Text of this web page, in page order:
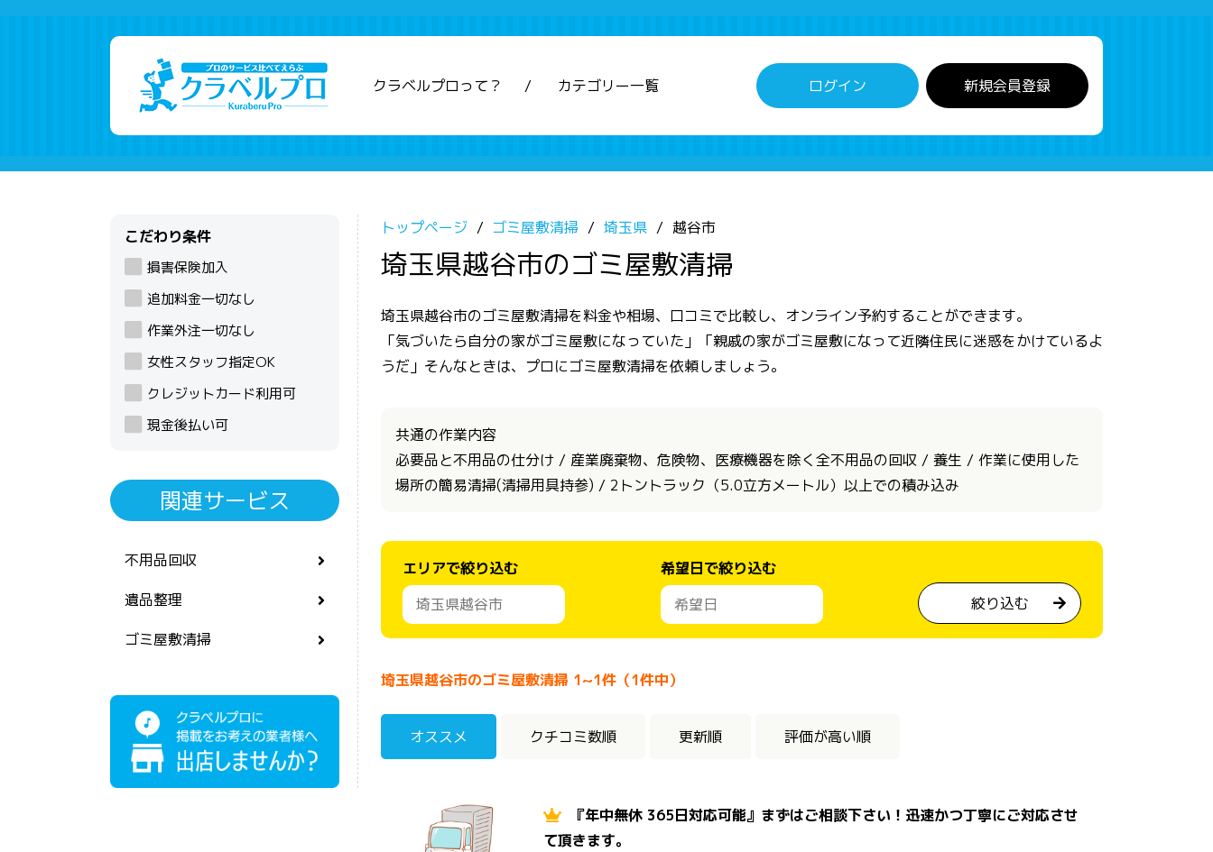
クラベルプロって？ カテゴリー一覧 ログイン 新規会員登録
トップページ ゴミ屋敷清掃 埼玉県 越谷市
埼玉県越谷市のゴミ屋敷清掃
埼玉県越谷市のゴミ屋敷清掃を料金や相場、口コミで比較し、オンライン予約することができます。
「気づいたら自分の家がゴミ屋敷になっていた」「親戚の家がゴミ屋敷になって近隣住民に迷惑をかけているよ
うだ」そんなときは、プロにゴミ屋敷清掃を依頼しましょう。
共通の作業内容
必要品と不用品の仕分け / 産業廃棄物、危険物、医療機器を除く全不用品の回収 / 養生 / 作業に使用した
場所の簡易清掃(清掃用具持参) / 2トントラック（5.0立方メートル）以上での積み込み
エリアで絞り込む
希望日で絞り込む
絞り込む
埼玉県越谷市のゴミ屋敷清掃 1~1件（1件中）
オススメ クチコミ数順 更新順 評価が高い順
『年中無休 365日対応可能』まずはご相談下さい！迅速かつ丁寧にご対応させ
て頂きます。
こだわり条件
損害保険加入
追加料金一切なし
作業外注一切なし
女性スタッフ指定OK
クレジットカード利用可
現金後払い可
関連サービス
不用品回収
遺品整理
ゴミ屋敷清掃